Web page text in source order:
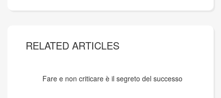
RELATED ARTICLES
Fare e non criticare è il segreto del successo